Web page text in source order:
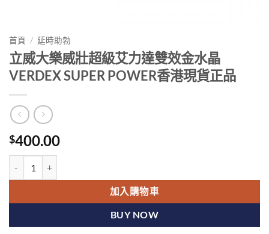
首頁 / 延時助勃
立威大樂威壯超級艾力達雙效金水晶
VERDEX SUPER POWER香港現貨正品
$400.00
加入購物車
BUY NOW